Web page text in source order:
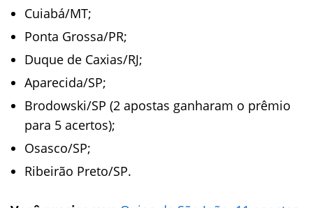
Cuiabá/MT;
Ponta Grossa/PR;
Duque de Caxias/RJ;
Aparecida/SP;
Brodowski/SP (2 apostas ganharam o prêmio
para 5 acertos);
Osasco/SP;
Ribeirão Preto/SP.